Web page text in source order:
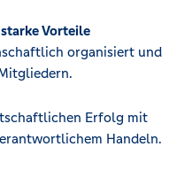
Vorteile
organisiert und
Erfolg mit
Handeln.